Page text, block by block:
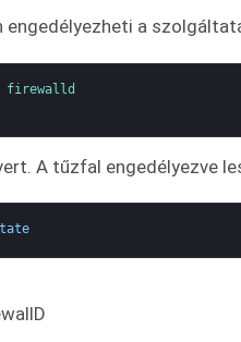
a
firewalld
A tűzfal engedélyezve